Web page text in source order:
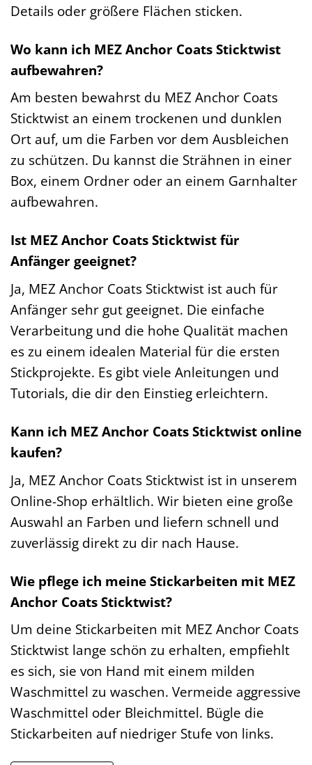
Details oder größere Flächen sticken.
Wo kann ich MEZ Anchor Coats Sticktwist
aufbewahren?
Am besten bewahrst du MEZ Anchor Coats
Sticktwist an einem trockenen und dunklen
Ort auf, um die Farben vor dem Ausbleichen
zu schützen. Du kannst die Strähnen in einer
Box, einem Ordner oder an einem Garnhalter
aufbewahren.
Ist MEZ Anchor Coats Sticktwist für
Anfänger geeignet?
Ja, MEZ Anchor Coats Sticktwist ist auch für
Anfänger sehr gut geeignet. Die einfache
Verarbeitung und die hohe Qualität machen
es zu einem idealen Material für die ersten
Stickprojekte. Es gibt viele Anleitungen und
Tutorials, die dir den Einstieg erleichtern.
Kann ich MEZ Anchor Coats Sticktwist online
kaufen?
Ja, MEZ Anchor Coats Sticktwist ist in unserem
Online-Shop erhältlich. Wir bieten eine große
Auswahl an Farben und liefern schnell und
zuverlässig direkt zu dir nach Hause.
Wie pflege ich meine Stickarbeiten mit MEZ
Anchor Coats Sticktwist?
Um deine Stickarbeiten mit MEZ Anchor Coats
Sticktwist lange schön zu erhalten, empfiehlt
es sich, sie von Hand mit einem milden
Waschmittel zu waschen. Vermeide aggressive
Waschmittel oder Bleichmittel. Bügle die
Stickarbeiten auf niedriger Stufe von links.